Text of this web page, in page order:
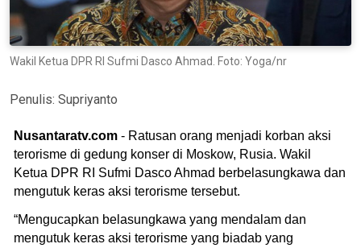
Wakil Ketua DPR RI Sufmi Dasco Ahmad. Foto: Yoga/nr
Penulis: Supriyanto
Nusantaratv.com - Ratusan orang menjadi korban aksi
terorisme di gedung konser di Moskow, Rusia. Wakil
Ketua DPR RI Sufmi Dasco Ahmad berbelasungkawa dan
mengutuk keras aksi terorisme tersebut.
“Mengucapkan belasungkawa yang mendalam dan
mengutuk keras aksi terorisme yang biadab yang